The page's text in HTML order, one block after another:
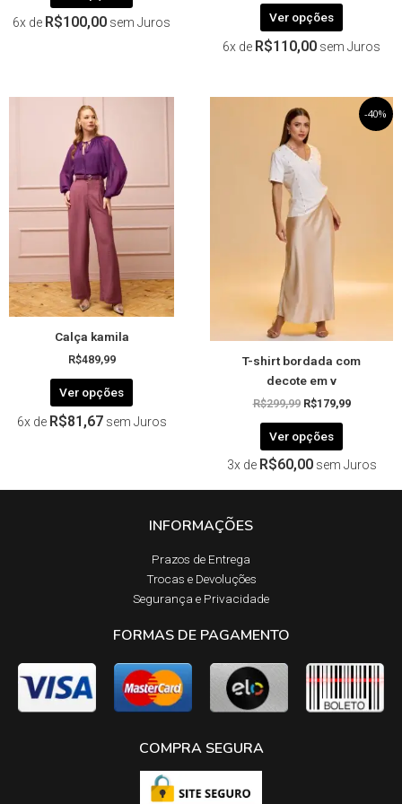
6x de R$100,00 sem Juros Ver opções
6x de R$110,00 sem Juros
Calça kamila
R$489,99
Ver opções
variantes.
As
opções
escolhidas
na
página
6x de R$81,67 sem Juros
-40%
T-shirt bordada com
decote em v
R$299,99
preço
original
era:
R$299,99.
R$179,99
preço
atual
Ver opções
Este
produto
escolhidas
do
produto
3x de R$60,00 sem Juros
INFORMAÇÕES
Prazos de Entrega​
Trocas e Devoluções​
Segurança e Privacidade
FORMAS DE PAGAMENTO
COMPRA SEGURA